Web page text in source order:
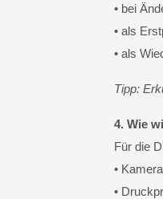
• bei
• als
• als
Tipp:
4. Wie
Für die
•
•